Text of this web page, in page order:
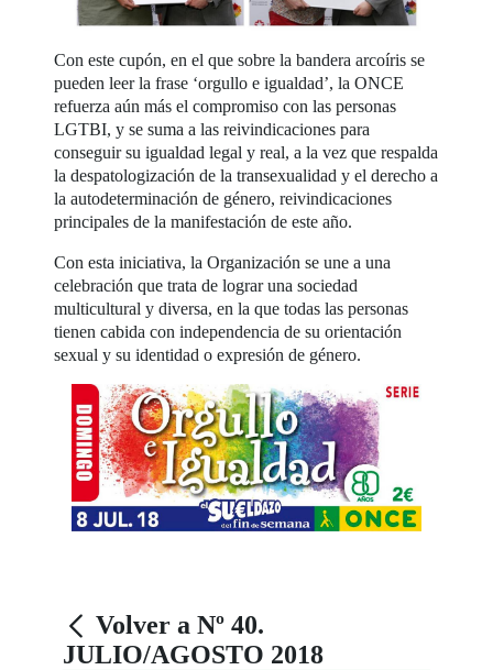
Con este cupón, en el que sobre la bandera arcoíris se
pueden leer la frase ‘orgullo e igualdad’, la ONCE
refuerza aún más el compromiso con las personas
LGTBI, y se suma a las reivindicaciones para
conseguir su igualdad legal y real, a la vez que respalda
la despatologización de la transexualidad y el derecho a
la autodeterminación de género, reivindicaciones
principales de la manifestación de este año.
Con esta iniciativa, la Organización se une a una
celebración que trata de lograr una sociedad
multicultural y diversa, en la que todas las personas
tienen cabida con independencia de su orientación
sexual y su identidad o expresión de género.
Volver a Nº 40.
JULIO/AGOSTO 2018